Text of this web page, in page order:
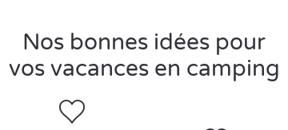
d’animation les attend au mini club. Ils passeront les
meilleures vacances de leur vie !
déconnexion, ressourcement, tranquillité, sérénité et
Nos bonnes idées pour
vos vacances en camping